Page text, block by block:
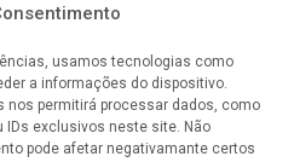
usamos tecnologias como
a informações do dispositivo.
permitirá processar dados, como
IDs exclusivos neste site. Não
pode afetar negativamante certos
KM 15, Nº 102-104